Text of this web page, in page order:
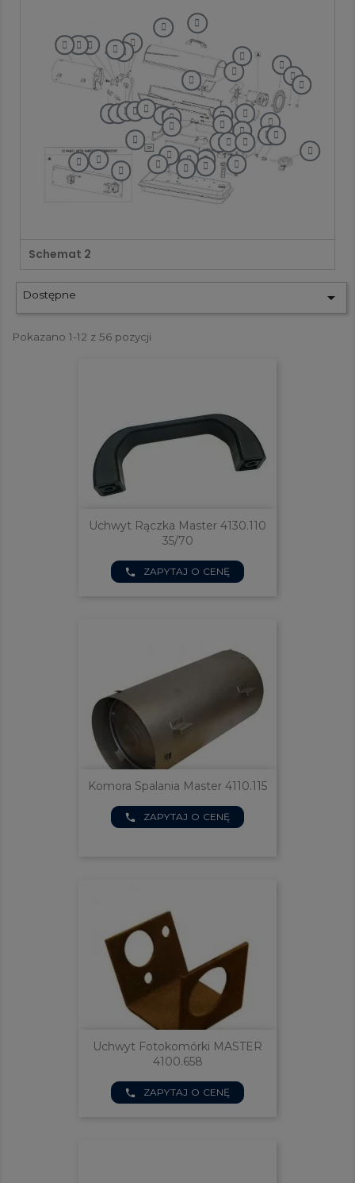
Schemat 2
Dostępne 
Pokazano 1-12 z 56 pozycji
Uchwyt Rączka Master 4130.110
35/70
phone ZAPYTAJ O CENĘ
Komora Spalania Master 4110.115
phone ZAPYTAJ O CENĘ
Uchwyt Fotokomórki MASTER
4100.658
phone ZAPYTAJ O CENĘ